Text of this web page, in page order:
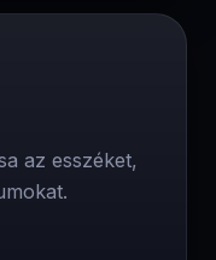
az esszéket,